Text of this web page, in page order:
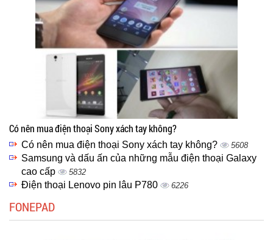
Có nên mua điện thoại Sony xách tay không?
Có nên mua điện thoại Sony xách tay không? 5608
Samsung và dấu ấn của những mẫu điện thoại Galaxy
cao cấp
5832
Điện thoại Lenovo pin lâu P780 6226
FONEPAD